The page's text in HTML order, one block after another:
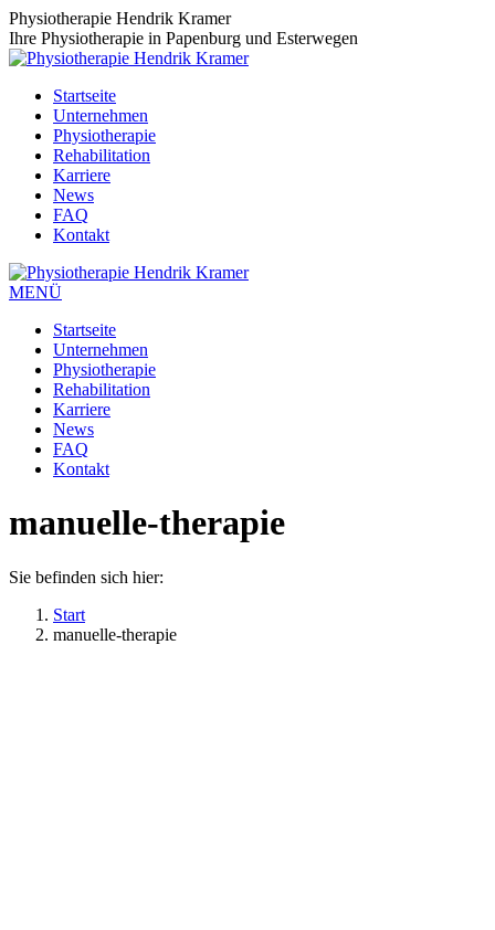
Zum
Inhalt
springen
Physiotherapie Hendrik Kramer
Ihre Physiotherapie in Papenburg und Esterwegen
Startseite
Unternehmen
Physiotherapie
Rehabilitation
Karriere
News
FAQ
Kontakt
MENÜ
Startseite
Unternehmen
Physiotherapie
Rehabilitation
Karriere
News
FAQ
Kontakt
manuelle-therapie
Sie befinden sich hier:
Start
manuelle-therapie